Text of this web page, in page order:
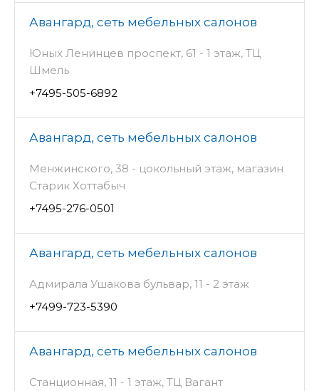
Авангард, сеть мебельных салонов
Юных Ленинцев проспект, 61 - 1 этаж, ТЦ
Шмель
+7495-505-6892
Авангард, сеть мебельных салонов
Менжинского, 38 - цокольный этаж, магазин
Старик Хоттабыч
+7495-276-0501
Авангард, сеть мебельных салонов
Адмирала Ушакова бульвар, 11 - 2 этаж
+7499-723-5390
Авангард, сеть мебельных салонов
Станционная, 11 - 1 этаж, ТЦ Вагант